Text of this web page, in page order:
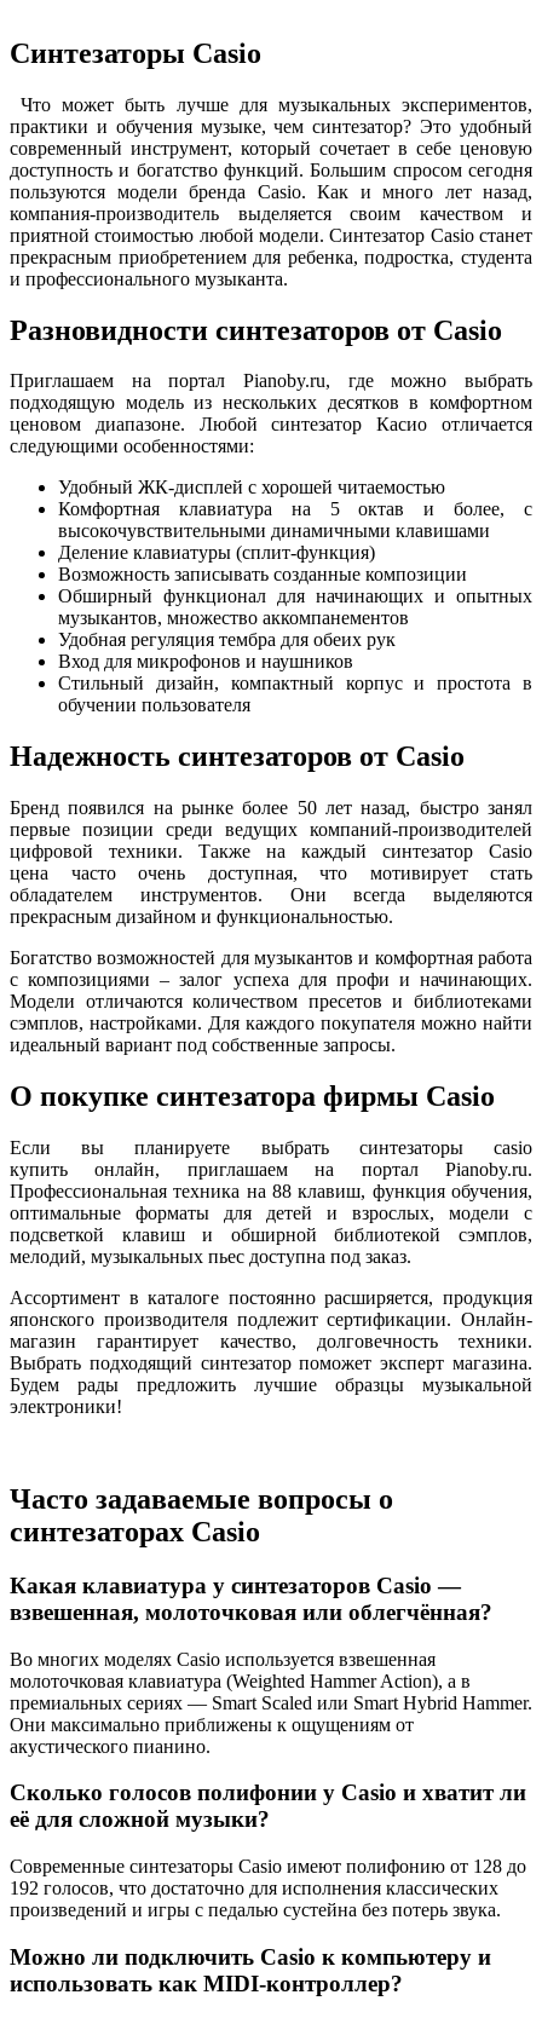
Синтезаторы Casio
Что может быть лучше для музыкальных экспериментов,
практики и обучения музыке, чем синтезатор? Это удобный
современный инструмент, который сочетает в себе ценовую
доступность и богатство функций. Большим спросом сегодня
пользуются модели бренда Casio. Как и много лет назад,
компания-производитель выделяется своим качеством и
приятной стоимостью любой модели. Синтезатор Casio станет
прекрасным приобретением для ребенка, подростка, студента
и профессионального музыканта.
Разновидности синтезаторов от Casio
Приглашаем на портал Pianoby.ru, где можно выбрать
подходящую модель из нескольких десятков в комфортном
ценовом диапазоне. Любой синтезатор Касио отличается
следующими особенностями:
Удобный ЖК-дисплей с хорошей читаемостью
Комфортная клавиатура на 5 октав и более, с
высокочувствительными динамичными клавишами
Деление клавиатуры (сплит-функция)
Возможность записывать созданные композиции
Обширный функционал для начинающих и опытных
музыкантов, множество аккомпанементов
Удобная регуляция тембра для обеих рук
Вход для микрофонов и наушников
Стильный дизайн, компактный корпус и простота в
обучении пользователя
Надежность синтезаторов от Casio
Бренд появился на рынке более 50 лет назад, быстро занял
первые позиции среди ведущих компаний-производителей
цифровой техники. Также на каждый синтезатор Casio
цена часто очень доступная, что мотивирует стать
обладателем инструментов. Они всегда выделяются
прекрасным дизайном и функциональностью.
Богатство возможностей для музыкантов и комфортная работа
с композициями – залог успеха для профи и начинающих.
Модели отличаются количеством пресетов и библиотеками
сэмплов, настройками. Для каждого покупателя можно найти
идеальный вариант под собственные запросы.
О покупке синтезатора фирмы Casio
Если вы планируете выбрать синтезаторы casio
купить онлайн, приглашаем на портал Pianoby.ru.
Профессиональная техника на 88 клавиш, функция обучения,
оптимальные форматы для детей и взрослых, модели с
подсветкой клавиш и обширной библиотекой сэмплов,
мелодий, музыкальных пьес доступна под заказ.
Ассортимент в каталоге постоянно расширяется, продукция
японского производителя подлежит сертификации. Онлайн-
магазин гарантирует качество, долговечность техники.
Выбрать подходящий синтезатор поможет эксперт магазина.
Будем рады предложить лучшие образцы музыкальной
электроники!
Часто задаваемые вопросы о
синтезаторах Casio
Какая клавиатура у синтезаторов Casio —
взвешенная, молоточковая или облегчённая?
Во многих моделях Casio используется взвешенная
молоточковая клавиатура (Weighted Hammer Action), а в
премиальных сериях — Smart Scaled или Smart Hybrid Hammer.
Они максимально приближены к ощущениям от
акустического пианино.
Сколько голосов полифонии у Casio и хватит ли
её для сложной музыки?
Современные синтезаторы Casio имеют полифонию от 128 до
192 голосов, что достаточно для исполнения классических
произведений и игры с педалью сустейна без потерь звука.
Можно ли подключить Casio к компьютеру и
использовать как MIDI-контроллер?